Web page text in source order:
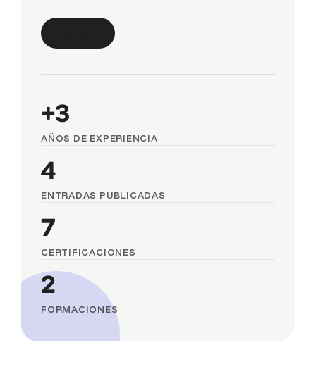
+3
AÑOS DE EXPERIENCIA
4
ENTRADAS PUBLICADAS
7
CERTIFICACIONES
2
FORMACIONES